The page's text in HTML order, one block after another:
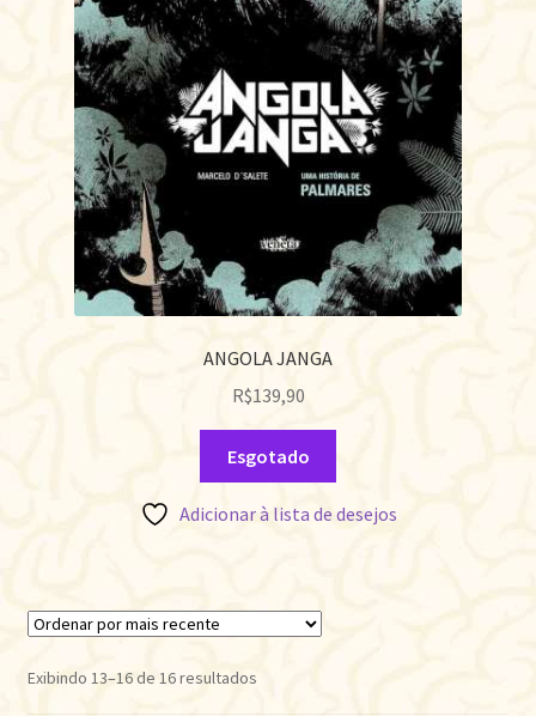
ANGOLA JANGA
R$139,90
Esgotado
Adicionar à lista de desejos
Exibindo 13–16 de 16 resultadosClassificado